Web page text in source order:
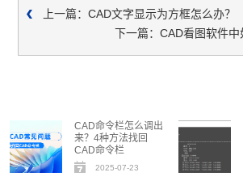
上一篇：CAD文字显示为方框怎么办？
下一篇：CAD看图软件中
CAD命令栏怎么调出
来？4种方法找回
CAD命令栏
2025-07-23